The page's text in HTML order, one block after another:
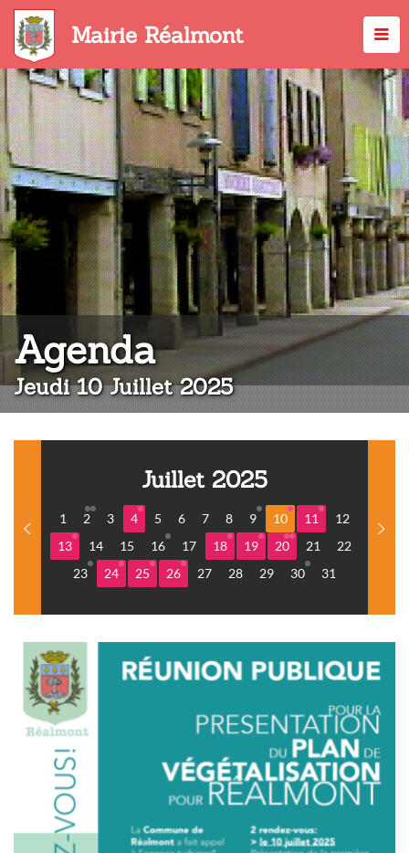
Aller
contenu
principal
Mairie Réalmont
Agenda:
Jeudi 10 Juillet 2025
Juillet 2025
1 2 3 4 5 6 7 8 9 10 11
12
13
14 15 16 17 18 19 20 21
22
23
24 25 26 27 28 29 30 31